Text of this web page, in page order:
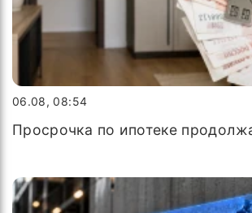
06.08, 08:54
Просрочка по ипотеке